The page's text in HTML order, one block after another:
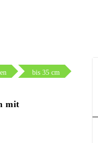
bis 35 cm
mit